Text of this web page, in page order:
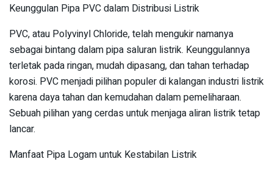
Keunggulan Pipa PVC dalam Distribusi Listrik
PVC, atau Polyvinyl Chloride, telah mengukir namanya
sebagai bintang dalam pipa saluran listrik. Keunggulannya
terletak pada ringan, mudah dipasang, dan tahan terhadap
korosi. PVC menjadi pilihan populer di kalangan industri listrik
karena daya tahan dan kemudahan dalam pemeliharaan.
Sebuah pilihan yang cerdas untuk menjaga aliran listrik tetap
lancar.
Manfaat Pipa Logam untuk Kestabilan Listrik